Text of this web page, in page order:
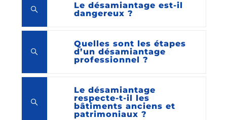
Le désamiantage est-il
dangereux ?
Quelles sont les étapes
d’un désamiantage
professionnel ?
Le désamiantage
respecte-t-il les
bâtiments anciens et
patrimoniaux ?